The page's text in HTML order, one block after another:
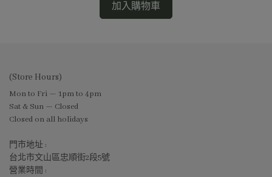
加入購物車
(Store Hours)
Mon to Fri — 1pm to 4pm
Sat & Sun — Closed
Closed on all holidays
門市地址 :
台北市文山區忠順街2段5號
營業時間 :